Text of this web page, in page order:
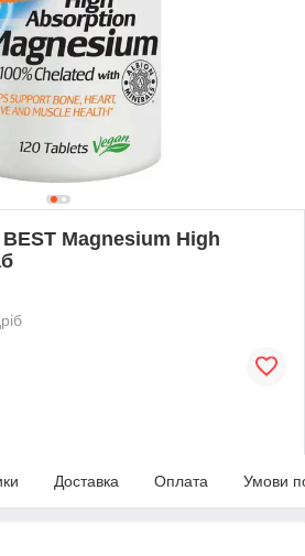
Magnesium High
Доставка Оплата Умови